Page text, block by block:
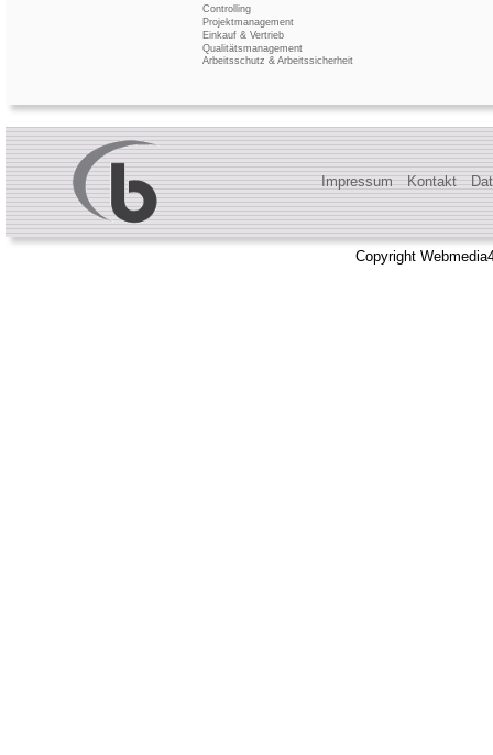
Controlling
Projektmanagement
Einkauf & Vertrieb
Qualitätsmanagement
Arbeitsschutz & Arbeitssicherheit
Impressum Kontakt
Copyright